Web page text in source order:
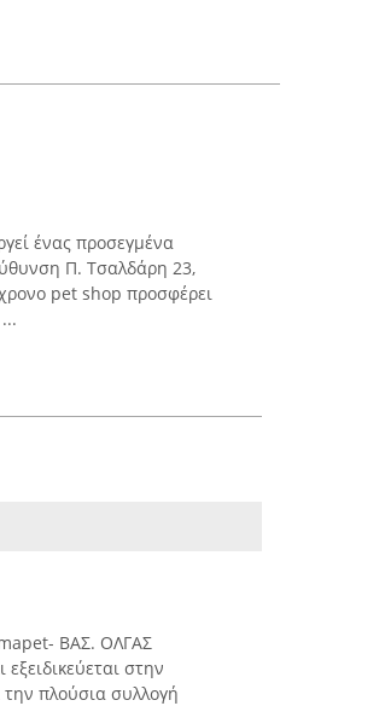
ένας προσεγμένα
Π. Τσαλδάρη 23,
pet shop προσφέρει
ΒΑΣ. ΟΛΓΑΣ
στην
την πλούσια συλλογή